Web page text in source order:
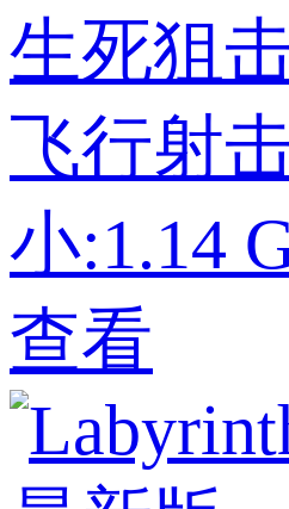
生死狙
飞行射
小:1.14
查看